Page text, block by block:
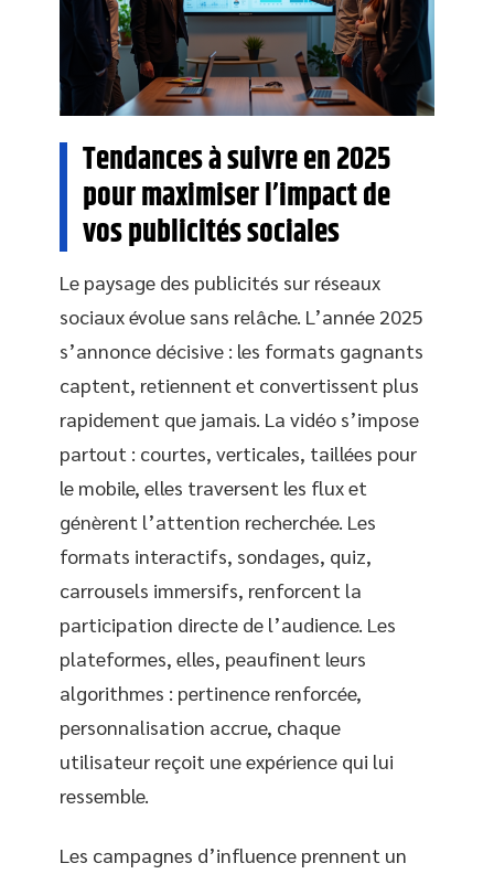
Tendances à suivre en 2025
pour maximiser l’impact de
vos publicités sociales
Le paysage des publicités sur réseaux
sociaux évolue sans relâche. L’année 2025
s’annonce décisive : les formats gagnants
captent, retiennent et convertissent plus
rapidement que jamais. La vidéo s’impose
partout : courtes, verticales, taillées pour
le mobile, elles traversent les flux et
génèrent l’attention recherchée. Les
formats interactifs, sondages, quiz,
carrousels immersifs, renforcent la
participation directe de l’audience. Les
plateformes, elles, peaufinent leurs
algorithmes : pertinence renforcée,
personnalisation accrue, chaque
utilisateur reçoit une expérience qui lui
ressemble.
Les campagnes d’influence prennent un